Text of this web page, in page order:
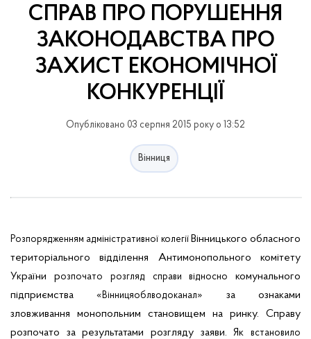
СПРАВ ПРО ПОРУШЕННЯ
ЗАКОНОДАВСТВА ПРО
ЗАХИСТ ЕКОНОМІЧНОЇ
КОНКУРЕНЦІЇ
Опубліковано 03 серпня 2015 року о 13:52
Вінниця
Розпорядженням адміністративної колегії Вінницького обласного
територіального відділення Антимонопольного комітету
України розпочато розгляд справи відносно комунального
підприємства «Вінницяоблводоканал» за ознаками
зловживання монопольним становищем на ринку. Справу
розпочато за результатами розгляду заяви. Як встановило